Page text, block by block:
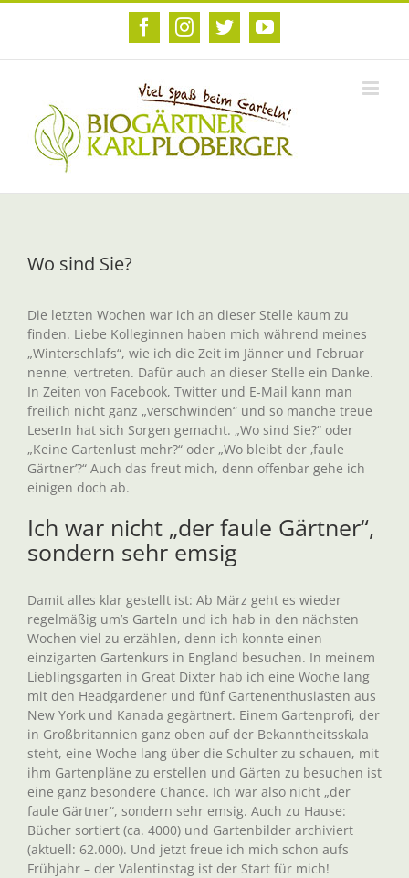
Zum
FacebookInstagram
TwitterYouTube
Wo sind Sie?
Die letzten Wochen war ich an dieser Stelle kaum zu
finden. Liebe Kolleginnen haben mich während meines
„Winterschlafs“, wie ich die Zeit im Jänner und Februar
nenne, vertreten. Dafür auch an dieser Stelle ein Danke.
In Zeiten von Facebook, Twitter und E-Mail kann man
freilich nicht ganz „verschwinden“ und so manche treue
LeserIn hat sich Sorgen gemacht. „Wo sind Sie?“ oder
„Keine Gartenlust mehr?“ oder „Wo bleibt der ‚faule
Gärtner’?“ Auch das freut mich, denn offenbar gehe ich
einigen doch ab.
Ich war nicht „der faule Gärtner“,
sondern sehr emsig
Damit alles klar gestellt ist: Ab März geht es wieder
regelmäßig um’s Garteln und ich hab in den nächsten
Wochen viel zu erzählen, denn ich konnte einen
einzigarten Gartenkurs in England besuchen. In meinem
Lieblingsgarten in Great Dixter hab ich eine Woche lang
mit den Headgardener und fünf Gartenenthusiasten aus
New York und Kanada gegärtnert. Einem Gartenprofi, der
in Großbritannien ganz oben auf der Bekanntheitsskala
steht, eine Woche lang über die Schulter zu schauen, mit
ihm Gartenpläne zu erstellen und Gärten zu besuchen ist
eine ganz besondere Chance. Ich war also nicht „der
faule Gärtner“, sondern sehr emsig. Auch zu Hause:
Bücher sortiert (ca. 4000) und Gartenbilder archiviert
(aktuell: 62.000). Und jetzt freue ich mich schon aufs
Frühjahr – der Valentinstag ist der Start für mich!